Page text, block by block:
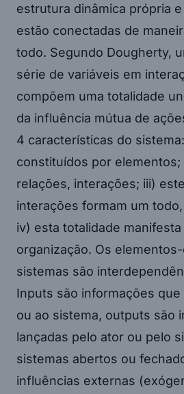
estrutura dinâmica própria
estão conectadas de
todo. Segundo Dougherty,
série de variáveis em
compõem uma totalidade
da influência mútua de
4 características do
constituídos por
relações, interações; iii)
interações formam um
iv) esta totalidade manifesta
organização. Os
sistemas são
Inputs são informações
ou ao sistema, outputs são
lançadas pelo ator ou pelo
sistemas abertos ou
influências externas